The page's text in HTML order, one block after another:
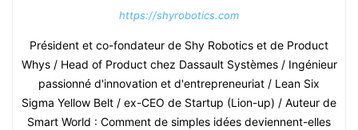
https://shyrobotics.com
Président et co-fondateur de Shy Robotics et de Product
Whys / Head of Product chez Dassault Systèmes / Ingénieur
passionné d'innovation et d'entrepreneuriat / Lean Six
Sigma Yellow Belt / ex-CEO de Startup (Lion-up) / Auteur de
Smart World : Comment de simples idées deviennent-elles